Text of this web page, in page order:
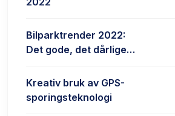
Bilparktrender 2022:
Det gode, det dårlige…
Kreativ bruk av GPS-
sporingsteknologi